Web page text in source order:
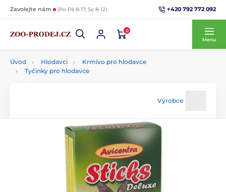
Zavolejte nám (Po-Pá 8-17, So 8-12) +420 792 772 092
0
Menu
Úvod Hlodavci
Krmivo pro hlodavce
Tyčinky pro hlodavce
Výrobce